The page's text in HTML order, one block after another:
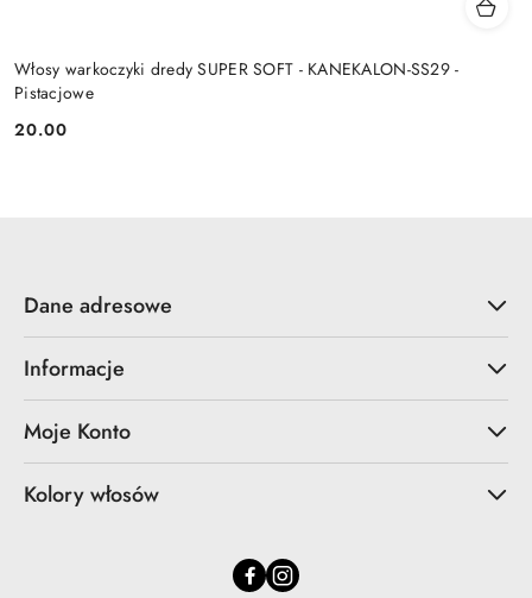
Włosy warkoczyki dredy SUPER SOFT - KANEKALON-SS29 -
Pistacjowe
Cena:
20.00
Dane adresowe
Informacje
Moje Konto
Kolory włosów